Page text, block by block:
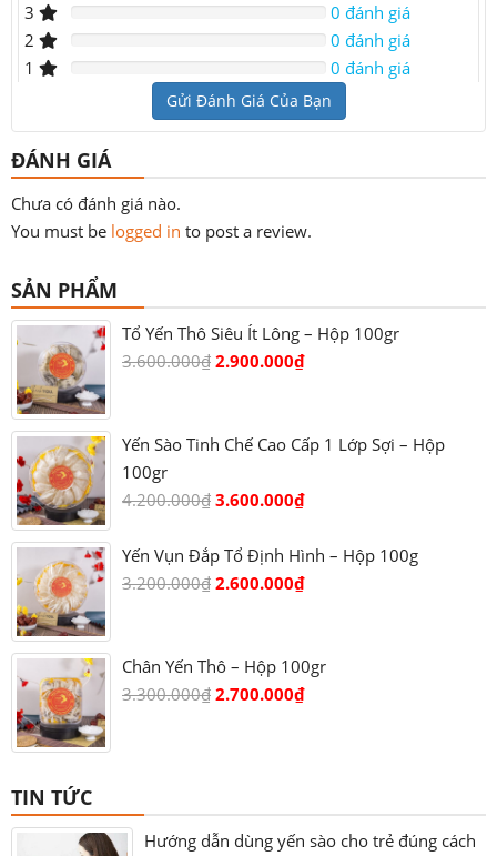
3
0 đánh giá
2
0 đánh giá
1
0 đánh giá
Gửi Đánh Giá Của Bạn
ĐÁNH GIÁ
Chưa có đánh giá nào.
You must be logged in to post a review.
SẢN PHẨM
Tổ Yến Thô Siêu Ít Lông – Hộp 100gr
3.600.000₫ 2.900.000₫
Yến Sào Tinh Chế Cao Cấp 1 Lớp Sợi – Hộp
100gr
4.200.000₫ 3.600.000₫
Yến Vụn Đắp Tổ Định Hình – Hộp 100g
3.200.000₫ 2.600.000₫
Chân Yến Thô – Hộp 100gr
3.300.000₫ 2.700.000₫
TIN TỨC
Hướng dẫn dùng yến sào cho trẻ đúng cách